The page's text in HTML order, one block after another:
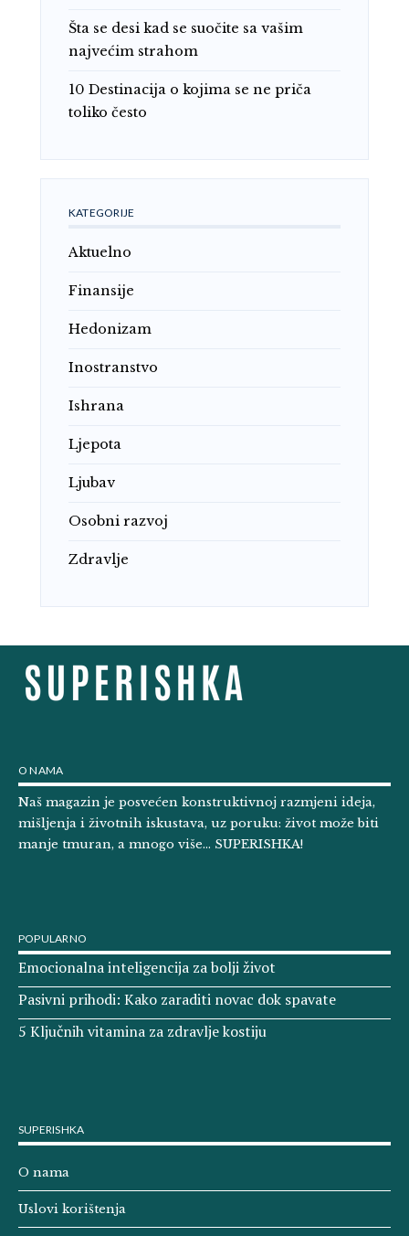
Šta se desi kad se suočite sa vašim
najvećim strahom
10 Destinacija o kojima se ne priča
toliko često
KATEGORIJE
Aktuelno
Finansije
Hedonizam
Inostranstvo
Ishrana
Ljepota
Ljubav
Osobni razvoj
Zdravlje
O NAMA
Naš magazin je posvećen konstruktivnoj razmjeni ideja,
mišljenja i životnih iskustava, uz poruku: život može biti
manje tmuran, a mnogo više… SUPERISHKA!
POPULARNO
Emocionalna inteligencija za bolji život
Pasivni prihodi: Kako zaraditi novac dok spavate
5 Ključnih vitamina za zdravlje kostiju
SUPERISHKA
O nama
Uslovi korištenja